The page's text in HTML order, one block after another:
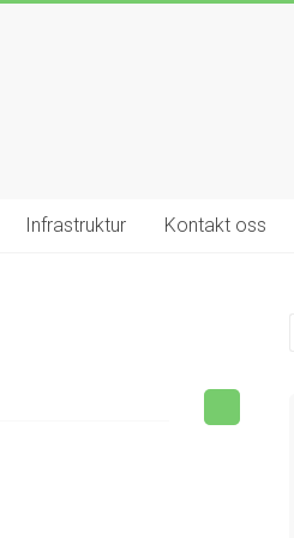
Infrastruktur Kontakt oss